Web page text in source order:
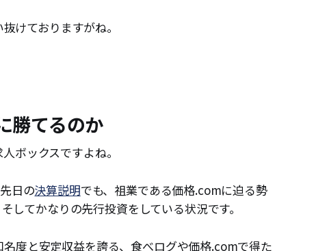
けておりますがね。
勝てるのか
ボックスですよね。
日の決算説明でも、祖業である価格.comに迫る勢
してかなりの先行投資をしている状況です。
度と安定収益を誇る、食べログや価格.comで得た